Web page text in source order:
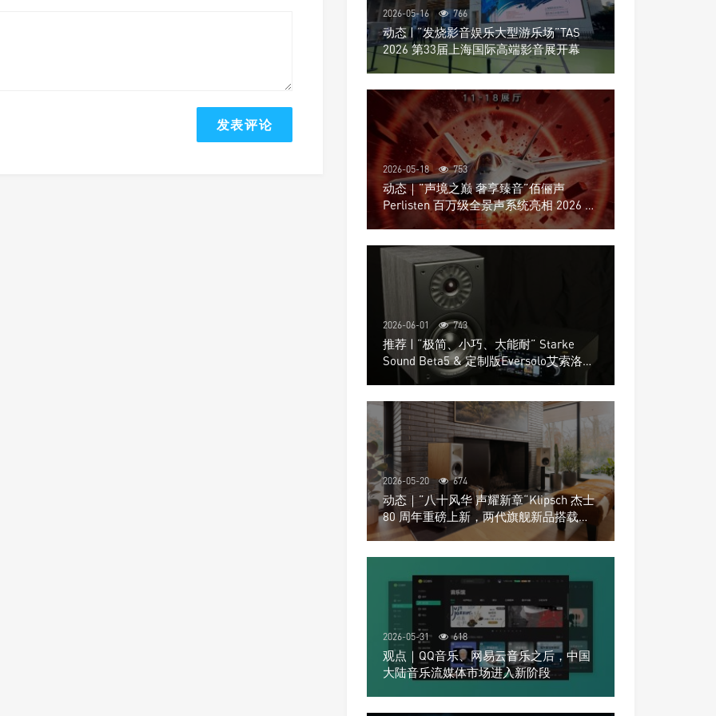
2026-05-16 766
动态 | “发烧影音娱乐大型游乐场”TAS
2026 第33届上海国际高端影音展开幕
2026-05-18 753
动态｜”声境之巅 奢享臻音”佰俪声
Perlisten 百万级全景声系统亮相 2026 北
京国际音响展
2026-06-01 743
推荐 | “极简、小巧、大能耐” Starke
Sound Beta5 & 定制版Eversolo艾索洛
Play音响组合
2026-05-20 674
动态｜”八十风华 声耀新章“Klipsch 杰士
80 周年重磅上新，两代旗舰新品搭载硬
核配置音质再升级
2026-05-31 618
观点｜QQ音乐、网易云音乐之后，中国
大陆音乐流媒体市场进入新阶段